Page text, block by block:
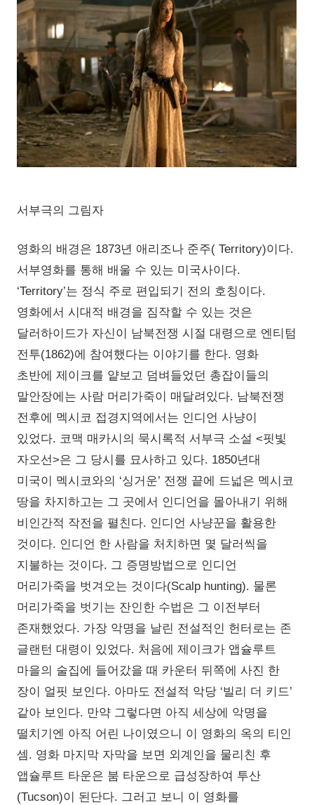
서부극의 그림자
영화의 배경은 1873년 애리조나 준주( Territory)이다.
서부영화를 통해 배울 수 있는 미국사이다.
‘Territory’는 정식 주로 편입되기 전의 호칭이다.
영화에서 시대적 배경을 짐작할 수 있는 것은
달러하이드가 자신이 남북전쟁 시절 대령으로 엔티텀
전투(1862)에 참여했다는 이야기를 한다. 영화
초반에 제이크를 얕보고 덤벼들었던 총잡이들의
말안장에는 사람 머리가죽이 매달려있다. 남북전쟁
전후에 멕시코 접경지역에서는 인디언 사냥이
있었다. 코맥 매카시의 묵시록적 서부극 소설 <핏빛
자오선>은 그 당시를 묘사하고 있다. 1850년대
미국이 멕시코와의 ‘싱거운’ 전쟁 끝에 드넓은 멕시코
땅을 차지하고는 그 곳에서 인디언을 몰아내기 위해
비인간적 작전을 펼친다. 인디언 사냥꾼을 활용한
것이다. 인디언 한 사람을 처치하면 몇 달러씩을
지불하는 것이다. 그 증명방법으로 인디언
머리가죽을 벗겨오는 것이다(Scalp hunting). 물론
머리가죽을 벗기는 잔인한 수법은 그 이전부터
존재했었다. 가장 악명을 날린 전설적인 헌터로는 존
글랜턴 대령이 있었다. 처음에 제이크가 앱슐루트
마을의 술집에 들어갔을 때 카운터 뒤쪽에 사진 한
장이 얼핏 보인다. 아마도 전설적 악당 ‘빌리 더 키드’
같아 보인다. 만약 그렇다면 아직 세상에 악명을
떨치기엔 아직 어린 나이였으니 이 영화의 옥의 티인
셈. 영화 마지막 자막을 보면 외계인을 물리친 후
앱슐루트 타운은 붐 타운으로 급성장하여 투산
(Tucson)이 된단다. 그러고 보니 이 영화를